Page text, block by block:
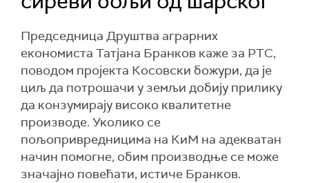
Председница Друштва аграрних
економиста Татјана Бранков каже за РТС,
поводом пројекта Косовски божури, да је
циљ да потрошачи у земљи добију прилику
да конзумирају високо квалитетне
производе. Уколико се
пољопривредницима на КиМ на адекватан
начин помогне, обим производње се може
значајно повећати, истиче Бранков.